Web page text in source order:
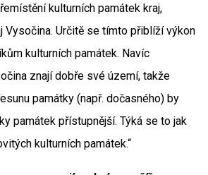
kulturních památek kraj,
Vysočina. Určitě se tímto přiblíží výkon
kulturních památek. Navíc
znají dobře své území, takže
památky (např. dočasného) by
památek přístupnější. Týká se to jak
kulturních památek.“